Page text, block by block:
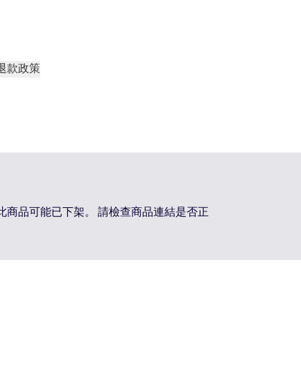
款政策
商品可能已下架。 請檢查商品連結是否正